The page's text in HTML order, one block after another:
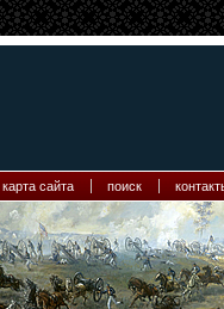
карта сайта поиск